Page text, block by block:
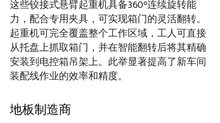
这些铰接式悬臂起重机具备360°连续旋转能
力，配合专用夹具，可实现箱门的灵活翻转。
起重机可完全覆盖整个工作区域，工人可直接
从托盘上抓取箱门，并在智能翻转后将其精确
安装到电控箱吊架上。此举显著提高了新车间
装配线作业的效率和精度。
地板制造商